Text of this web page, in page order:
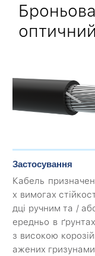
Застосування
Кабель
х вимогах
дці ручним та /
ередньо в
з високою
ажених